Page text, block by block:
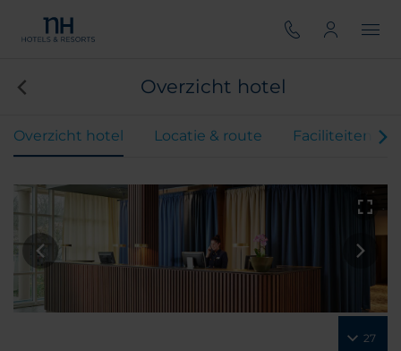
Overzicht hotel
Overzicht hotel Locatie & route Faciliteiten
27